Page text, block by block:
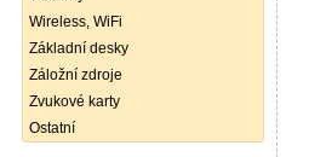
Wireless, WiFi
Základní desky
Záložní zdroje
Zvukové karty
Ostatní